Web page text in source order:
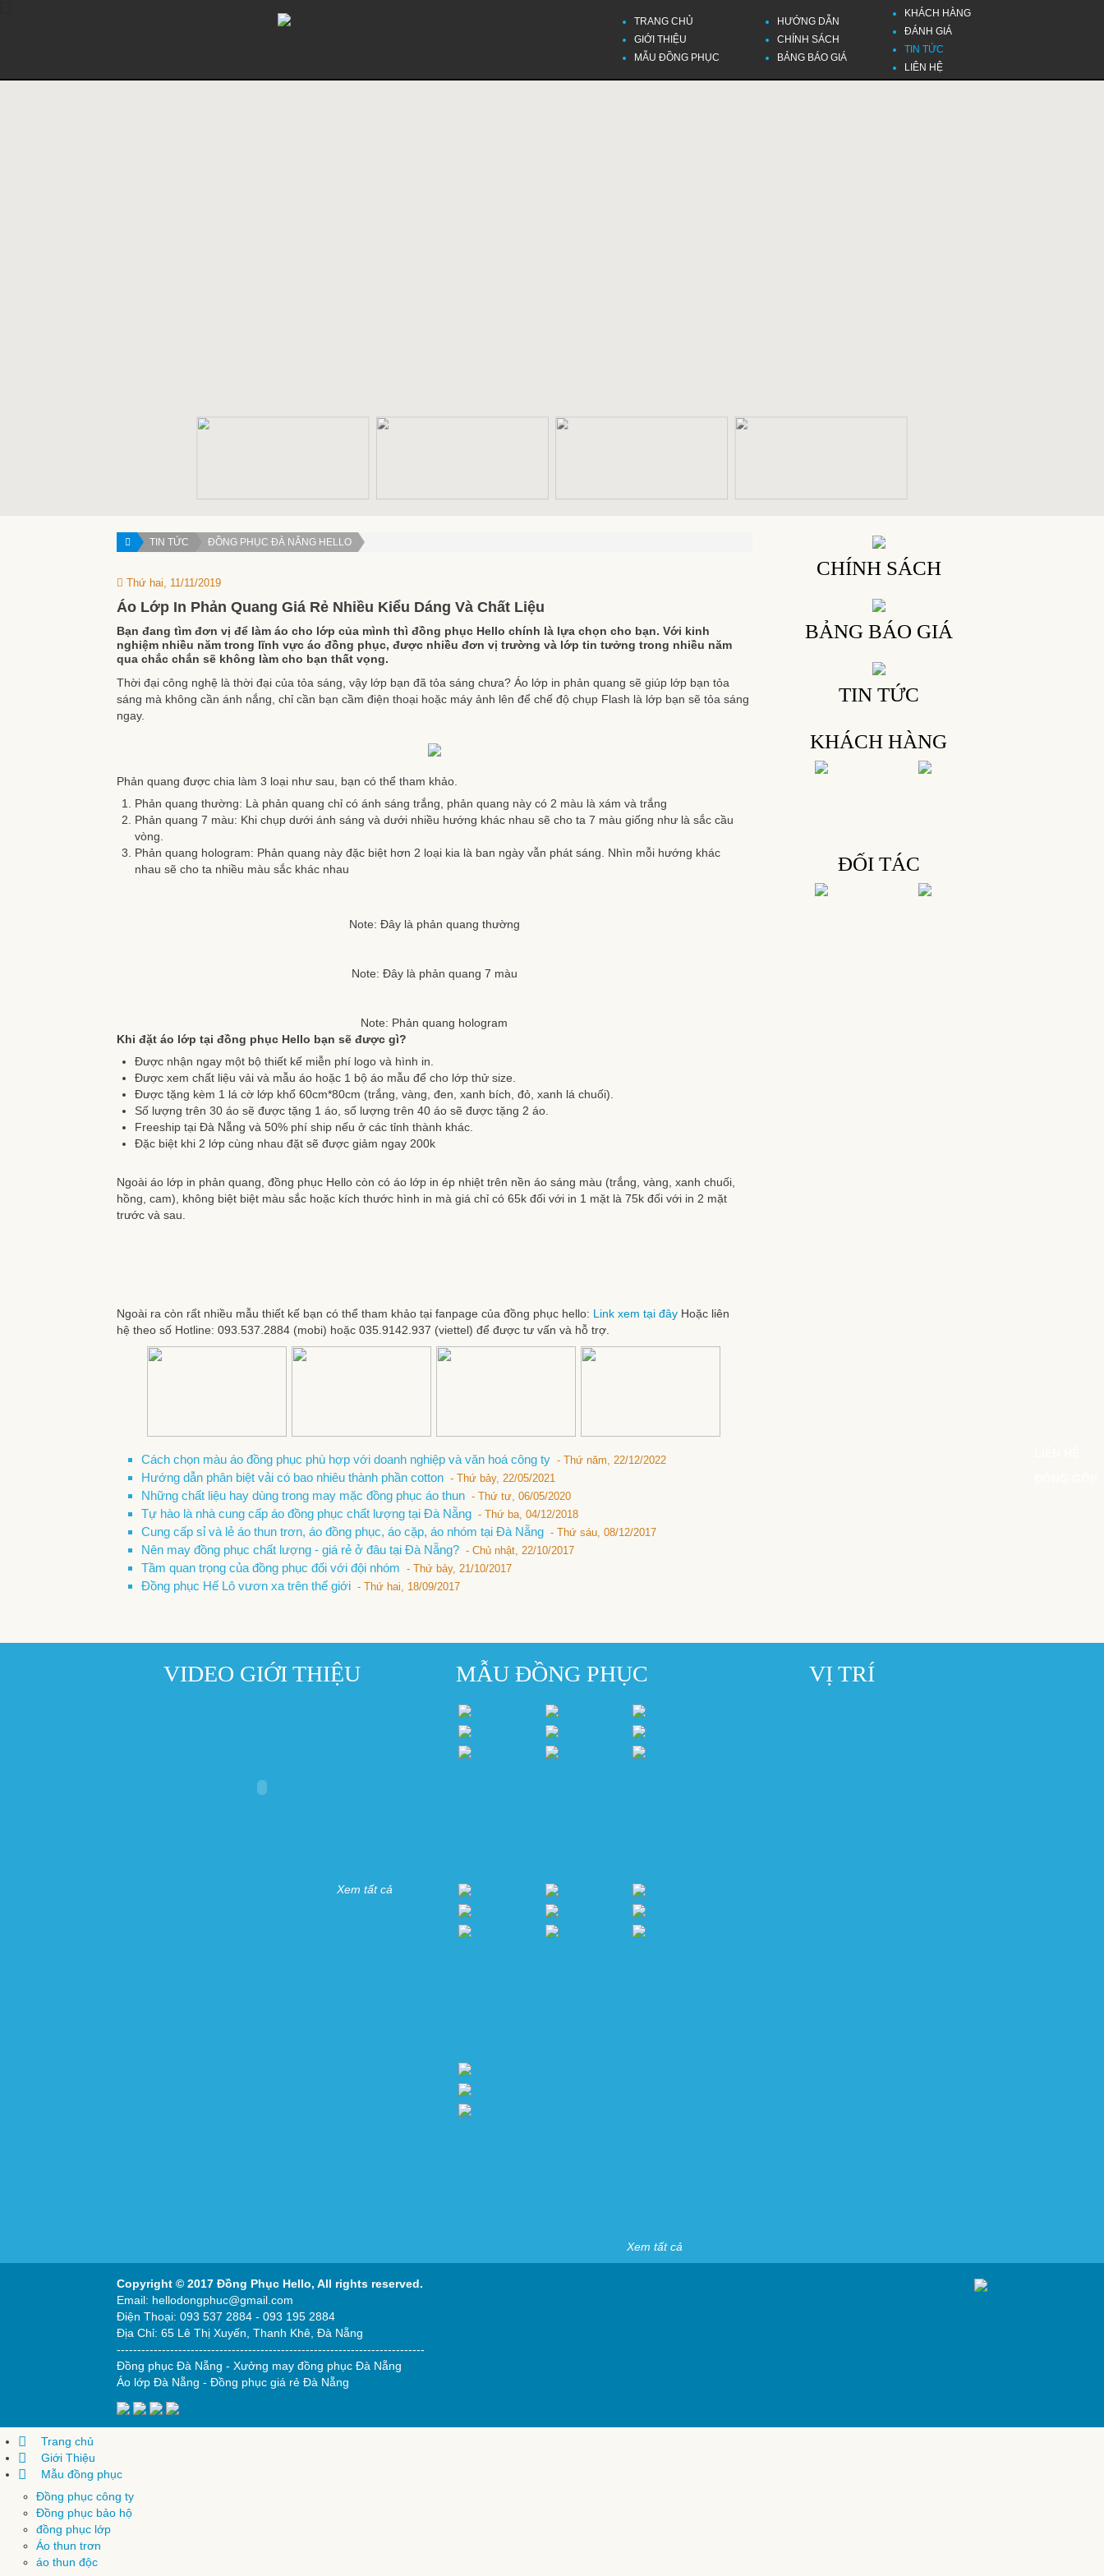
KHÁCH HÀNG
ĐÁNH GIÁ
TIN TỨC
LIÊN HỆ
HƯỚNG DẪN
CHÍNH SÁCH
BẢNG BÁO GIÁ
TRANG CHỦ
GIỚI THIỆU
MẪU ĐỒNG PHỤC
TIN TỨC ĐỒNG PHỤC ĐÀ NẴNG HELLO
Thứ hai, 11/11/2019
Áo Lớp In Phản Quang Giá Rẻ Nhiều Kiểu Dáng Và Chất Liệu
Bạn đang tìm đơn vị để làm áo cho lớp của mình thì đồng phục Hello chính là lựa chọn cho bạn. Với kinh
nghiệm nhiều năm trong lĩnh vực áo đồng phục, được nhiều đơn vị trường và lớp tin tưởng trong nhiều năm
qua chắc chắn sẽ không làm cho bạn thất vọng.
Thời đại công nghệ là thời đại của tỏa sáng, vậy lớp bạn đã tỏa sáng chưa? Áo lớp in phản quang sẽ giúp lớp bạn tỏa
sáng mà không cần ánh nắng, chỉ cần bạn cầm điện thoại hoặc máy ảnh lên để chế độ chụp Flash là lớp bạn sẽ tỏa sáng
ngay.
Phản quang được chia làm 3 loại như sau, bạn có thể tham khảo.
Phản quang thường: Là phản quang chỉ có ánh sáng trắng, phản quang này có 2 màu là xám và trắng
Phản quang 7 màu: Khi chụp dưới ánh sáng và dưới nhiều hướng khác nhau sẽ cho ta 7 màu giống như là sắc cầu
vòng.
Phản quang hologram: Phản quang này đặc biệt hơn 2 loại kia là ban ngày vẫn phát sáng. Nhìn mỗi hướng khác
nhau sẽ cho ta nhiều màu sắc khác nhau
Note: Đây là phản quang thường
Note: Đây là phản quang 7 màu
Note: Phản quang hologram
Khi đặt áo lớp tại đồng phục Hello bạn sẽ được gì?
Được nhận ngay một bộ thiết kế miễn phí logo và hình in.
Được xem chất liệu vải và mẫu áo hoặc 1 bộ áo mẫu để cho lớp thử size.
Được tặng kèm 1 lá cờ lớp khổ 60cm*80cm (trắng, vàng, đen, xanh bích, đỏ, xanh lá chuối).
Số lượng trên 30 áo sẽ được tặng 1 áo, số lượng trên 40 áo sẽ được tặng 2 áo.
Freeship tại Đà Nẵng và 50% phí ship nếu ở các tỉnh thành khác.
Đặc biệt khi 2 lớp cùng nhau đặt sẽ được giảm ngay 200k
Ngoài áo lớp in phản quang, đồng phục Hello còn có áo lớp in ép nhiệt trên nền áo sáng màu (trắng, vàng, xanh chuối,
hồng, cam), không biệt biệt màu sắc hoặc kích thước hình in mà giá chỉ có 65k đối với in 1 mặt là 75k đối với in 2 mặt
trước và sau.
Ngoài ra còn rất nhiều mẫu thiết kế bạn có thể tham khảo tại fanpage của đồng phục hello: Link xem tại đây Hoặc liên
hệ theo số Hotline: 093.537.2884 (mobi) hoặc 035.9142.937 (viettel) để được tư vấn và hỗ trợ.
Cách chọn màu áo đồng phục phù hợp với doanh nghiệp và văn hoá công ty - Thứ năm, 22/12/2022
Hướng dẫn phân biệt vải có bao nhiêu thành phần cotton - Thứ bảy, 22/05/2021
Những chất liệu hay dùng trong may mặc đồng phục áo thun - Thứ tư, 06/05/2020
Tự hào là nhà cung cấp áo đồng phục chất lượng tại Đà Nẵng - Thứ ba, 04/12/2018
Cung cấp sỉ và lẻ áo thun trơn, áo đồng phục, áo cặp, áo nhóm tại Đà Nẵng - Thứ sáu, 08/12/2017
Nên may đồng phục chất lượng - giá rẻ ở đâu tại Đà Nẵng? - Chủ nhật, 22/10/2017
Tầm quan trọng của đồng phục đối với đội nhóm - Thứ bảy, 21/10/2017
Đồng phục Hế Lô vươn xa trên thế giới - Thứ hai, 18/09/2017
CHÍNH SÁCH
BẢNG BÁO GIÁ
TIN TỨC
KHÁCH HÀNG
ĐỐI TÁC
VIDEO GIỚI THIỆU
Xem tất cả
MẪU ĐỒNG PHỤC
Xem tất cả
VỊ TRÍ
Copyright © 2017 Đồng Phục Hello, All rights reserved.
Email: hellodongphuc@gmail.com
Điện Thoại: 093 537 2884 - 093 195 2884
Địa Chỉ: 65 Lê Thị Xuyến, Thanh Khê, Đà Nẵng
---------------------------------------------------------------------------
Đồng phục Đà Nẵng - Xưởng may đồng phục Đà Nẵng
Áo lớp Đà Nẵng - Đồng phục giá rẻ Đà Nẵng
Trang chủ
Giới Thiệu
Mẫu đồng phục
Đồng phục công ty
Đồng phục bảo hộ
đồng phục lớp
Áo thun trơn
áo thun độc